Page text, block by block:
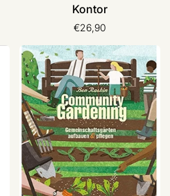
Kontor
€26,90
Buch
„Community
Gardening“